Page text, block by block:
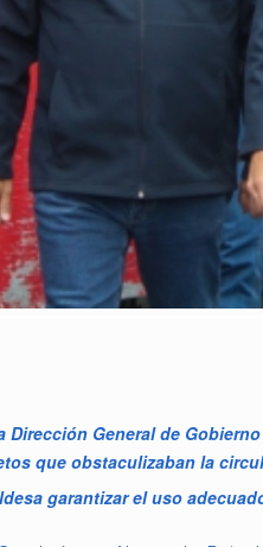
Dirección General de
que obstaculizaban la
garantizar el uso